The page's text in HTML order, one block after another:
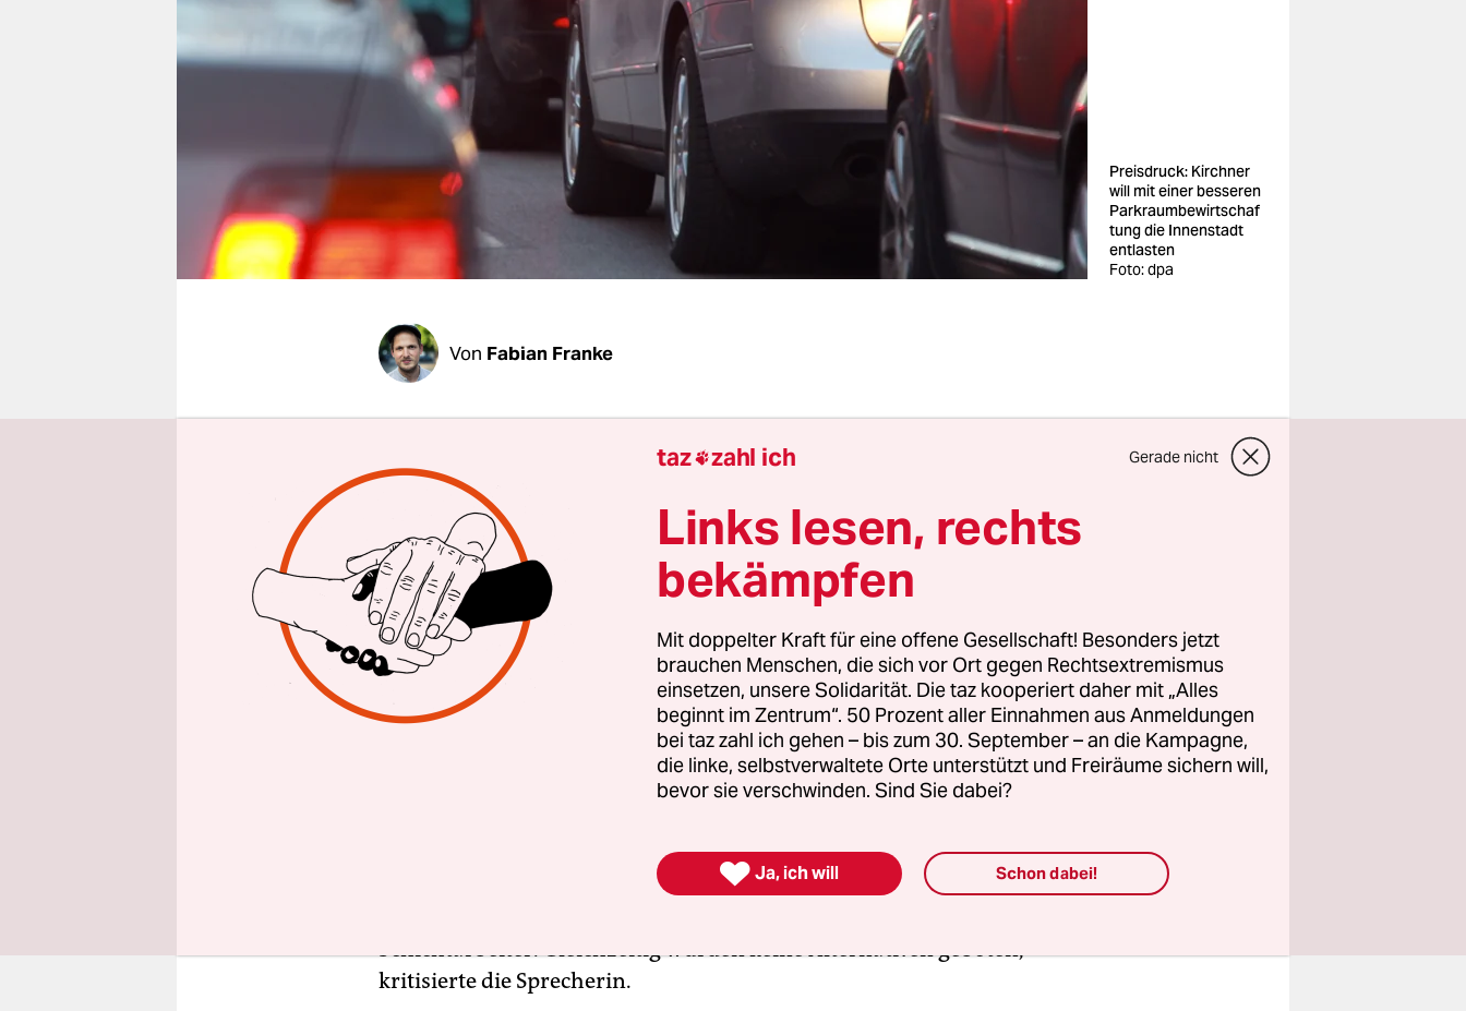
veranstaltungen
unterstützen
abo
genossenschaft
Preisdruck: Kirchner
will mit einer besseren
Parkraumbewirtschaf
tung die Innenstadt
entlasten
Foto: dpa
Von Fabian Franke
Der Staatssekretär für Verkehr Jens-Holger Kirchner (Grüne) hat im
Rahmen der Fahrradmesse „Velo“ die geringen Gebühren für das
Anwohner*innenparken „eine Frechheit“ genannt. Das berichtete der
Tagesspiegel Anfang der Woche. Der Grund: In Berlin seien die Preise
für die Parkvignetten und Parkscheine aus dem Automaten im
Vergleich zu anderen europäischen Städten sehr niedrig. Das müsse
sich ändern, auch um mehr Flächengerechtigkeit zu schaffen, forderte
Kirchner.
Bei der Autolobby und der Opposition sorgte seine Äußerung für
Aufregung. Sie befürchten nun eine starke Erhöhung der Kosten für
Autofahrer*innen. „Kirchners Vergleich mit Zürich und London hat
unverhältnismäßig“, sagte etwa Sandra Hass vom ADAC Berlin-
Brandenburg. Höhere Parkkosten träfen vor allem diejenigen, die auf
Schichtarbeiter. Gleichzeitig würden keine Alternativen geboten,
kritisierte die Sprecherin.
taz zahl ich Gerade nicht
Links lesen, rechts
bekämpfen
Mit doppelter Kraft für eine offene Gesellschaft! Besonders jetzt
brauchen Menschen, die sich vor Ort gegen Rechtsextremismus
einsetzen, unsere Solidarität. Die taz kooperiert daher mit „Alles
beginnt im Zentrum“. 50 Prozent aller Einnahmen aus Anmeldungen
bei taz zahl ich gehen – bis zum 30. September – an die Kampagne,
die linke, selbstverwaltete Orte unterstützt und Freiräume sichern will,
bevor sie verschwinden. Sind Sie dabei?
 Ja, ich will Schon dabei!